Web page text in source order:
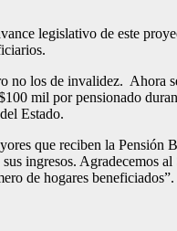
legislativo de este
no los de invalidez. Ahora
mil por pensionado
Estado.
que reciben la Pensión
ingresos. Agradecemos al
de hogares beneficiados”.